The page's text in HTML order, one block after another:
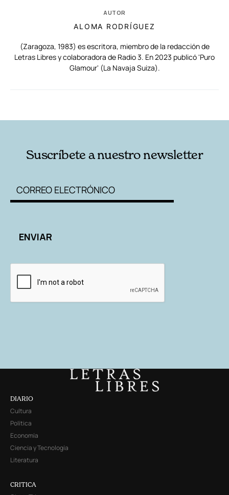
AUTOR
ALOMA RODRÍGUEZ
(Zaragoza, 1983) es escritora, miembro de la redacción de
Letras Libres y colaboradora de Radio 3. En 2023 publicó 'Puro
Glamour' (La Navaja Suiza).
Suscríbete a nuestro newsletter
DIARIO
Cultura
Política
Economía
Ciencia y Tecnología
Literatura
CRITICA